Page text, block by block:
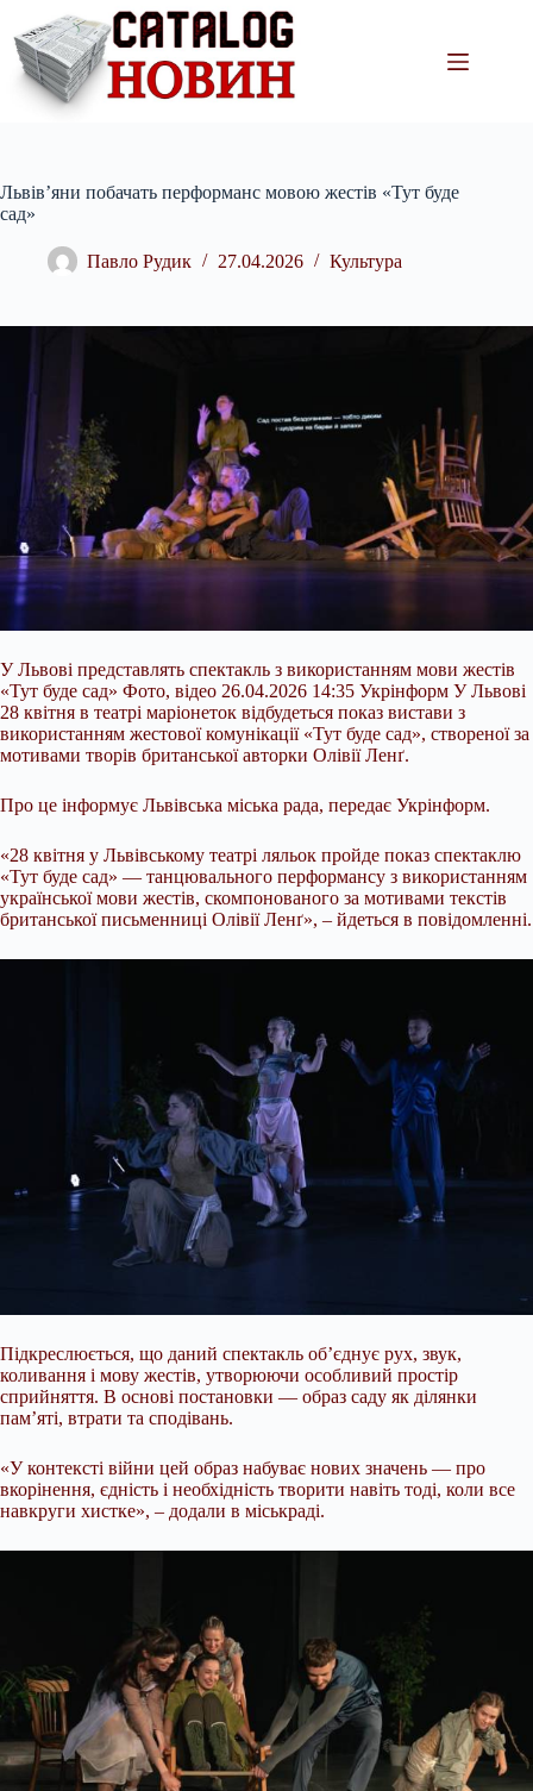
вмісту
Львів’яни побачать перформанс мовою жестів «Тут буде
сад»
Павло Рудик 27.04.2026 Культура
У Львові представлять спектакль з використанням мови жестів
«Тут буде сад» Фото, відео 26.04.2026 14:35 Укрінформ У Львові
28 квітня в театрі маріонеток відбудеться показ вистави з
використанням жестової комунікації «Тут буде сад», створеної за
мотивами творів британської авторки Олівії Ленґ.
Про це інформує Львівська міська рада, передає Укрінформ.
«28 квітня у Львівському театрі ляльок пройде показ спектаклю
«Тут буде сад» — танцювального перформансу з використанням
української мови жестів, скомпонованого за мотивами текстів
британської письменниці Олівії Ленґ», – йдеться в повідомленні.
Підкреслюється, що даний спектакль об’єднує рух, звук,
коливання і мову жестів, утворюючи особливий простір
сприйняття. В основі постановки — образ саду як ділянки
пам’яті, втрати та сподівань.
«У контексті війни цей образ набуває нових значень — про
вкорінення, єдність і необхідність творити навіть тоді, коли все
навкруги хистке», – додали в міськраді.